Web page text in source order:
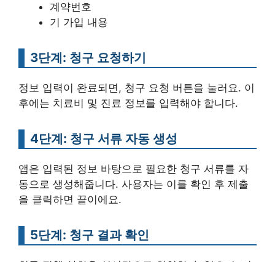
계약번호
기 가입 내용
3단계: 청구 요청하기
정보 입력이 완료되면, 청구 요청 버튼을 눌러요. 이
후에는 치료비 및 진료 정보를 입력해야 합니다.
4단계: 청구 서류 자동 생성
앱은 입력된 정보 바탕으로 필요한 청구 서류를 자
동으로 생성해줍니다. 사용자는 이를 확인 후 제출
을 클릭하면 끝이에요.
5단계: 청구 결과 확인